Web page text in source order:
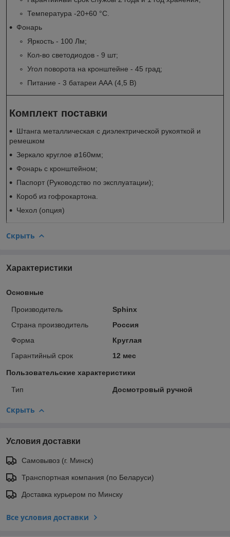
Температура -20+60 °С.
Фонарь
Яркость - 100 Лм;
Кол-во светодиодов - 9 шт;
Угол поворота на кронштейне - 45 град;
Питание - 3 батареи ААА (4,5 В)
Комплект поставки
Штанга металлическая с диэлектрической рукояткой и
ремешком
Зеркало круглое ø160мм;
Фонарь с кронштейном;
Паспорт (Руководство по эксплуатации);
Короб из гофрокартона.
Чехол (опция)
Скрыть
Характеристики
Основные
Производитель
Sphinx
Страна производитель
Россия
Форма
Круглая
Гарантийный срок
12 мес
Пользовательские характеристики
Тип Досмотровый ручной
Скрыть
Условия доставки
Самовывоз (г. Минск)
Транспортная компания (по Беларуси)
Доставка курьером по Минску
Все условия доставки